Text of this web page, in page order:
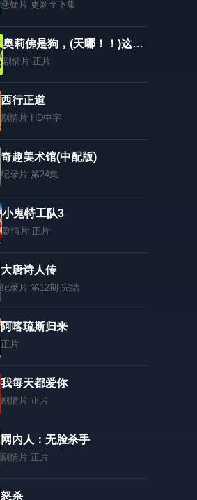
悬疑片 更新至下集
奥莉佛是狗，(天哪！！)这家伙电影版
剧情片 正片
西行正道
剧情片 HD中字
奇趣美术馆(中配版)
纪录片 第24集
小鬼特工队3
剧情片 正片
大唐诗人传
纪录片 第12期 完结
阿喀琉斯归来
正片
我每天都爱你
剧情片 正片
网内人：无脸杀手
剧情片 正片
怒杀